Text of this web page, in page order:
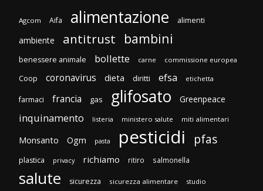
Agcom Aifa alimentazione alimenti
ambiente antitrust bambini
benessere animale bollette carne commissione europea
Coop coronavirus dieta diritti efsa etichetta
farmaci francia gas glifosato Greenpeace
inquinamento listeria ministero salute miti alimentari
Monsanto Ogm pasta pesticidi pfas
plastica privacy richiamo ritiro salmonella
salute sicurezza sicurezza alimentare studio